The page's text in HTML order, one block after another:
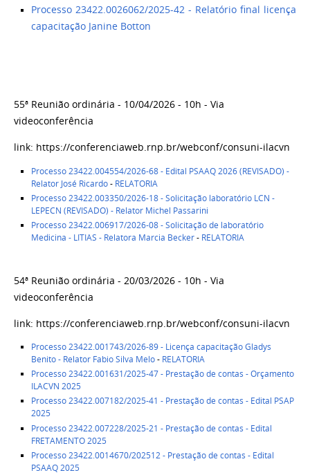
Processo 23422.0026062/2025-42 - Relatório final licença
capacitação Janine Botton
55ª Reunião ordinária - 10/04/2026 - 10h - Via
videoconferência
link: https://conferenciaweb.rnp.br/webconf/consuni-ilacvn
Processo 23422.004554/2026-68 - Edital PSAAQ 2026 (REVISADO) -
Relator José Ricardo- RELATORIA
Processo 23422.003350/2026-18 - Solicitação laboratório LCN -
LEPECN (REVISADO) - Relator Michel Passarini
Processo 23422.006917/2026-08 - Solicitação de laboratório
Medicina - LITIAS - Relatora Marcia Becker- RELATORIA
54ª Reunião ordinária - 20/03/2026 - 10h - Via
videoconferência
link: https://conferenciaweb.rnp.br/webconf/consuni-ilacvn
Processo 23422.001743/2026-89 - Licença capacitação Gladys
Benito - Relator Fabio Silva Melo- RELATORIA
Processo 23422.001631/2025-47 - Prestação de contas - Orçamento
ILACVN 2025
Processo 23422.007182/2025-41 - Prestação de contas - Edital PSAP
2025
Processo 23422.007228/2025-21 - Prestação de contas - Edital
FRETAMENTO 2025
Processo 23422.0014670/202512 - Prestação de contas - Edital
PSAAQ 2025